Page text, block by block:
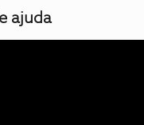
ajuda